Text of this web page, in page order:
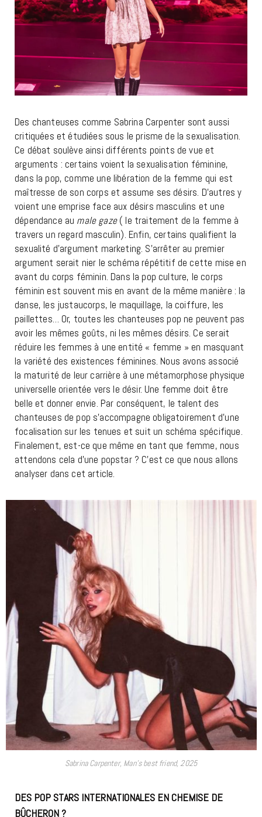
Des chanteuses comme Sabrina Carpenter sont aussi
critiquées et étudiées sous le prisme de la sexualisation.
Ce débat soulève ainsi différents points de vue et
arguments : certains voient la sexualisation féminine,
dans la pop, comme une libération de la femme qui est
maîtresse de son corps et assume ses désirs. D’autres y
voient une emprise face aux désirs masculins et une
dépendance au male gaze( le traitement de la femme à
travers un regard masculin). Enfin, certains qualifient la
sexualité d’argument marketing. S’arrêter au premier
argument serait nier le schéma répétitif de cette mise en
avant du corps féminin. Dans la pop culture, le corps
féminin est souvent mis en avant de la même manière : la
danse, les justaucorps, le maquillage, la coiffure, les
paillettes… Or, toutes les chanteuses pop ne peuvent pas
avoir les mêmes goûts, ni les mêmes désirs. Ce serait
réduire les femmes à une entité « femme » en masquant
la variété des existences féminines. Nous avons associé
la maturité de leur carrière à une métamorphose physique
universelle orientée vers le désir. Une femme doit être
belle et donner envie. Par conséquent, le talent des
chanteuses de pop s’accompagne obligatoirement d’une
focalisation sur les tenues et suit un schéma spécifique.
Finalement, est-ce que même en tant que femme, nous
attendons cela d’une popstar ? C’est ce que nous allons
analyser dans cet article.
Sabrina Carpenter, Man’s best friend, 2025
DES POP STARS INTERNATIONALES EN CHEMISE DE
BÛCHERON ?